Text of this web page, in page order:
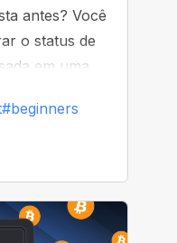
antes? Você
o status de
em uma
Esse e
#beginners